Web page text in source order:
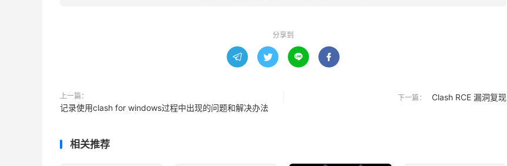
分享到
   
上一篇：
记录使用clash for windows过程中出现的问题和解决办法
下一篇： Clash RCE 漏洞复现
相关推荐